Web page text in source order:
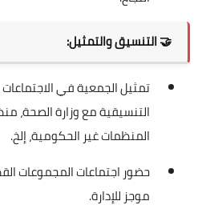
🤝التنسيق والتمثيل:
تمثيل الجمعية في
التنسيقية مع وزارة الصحة،
المنظمات غير الحكومية، إلخ.
موجز للإدارة.